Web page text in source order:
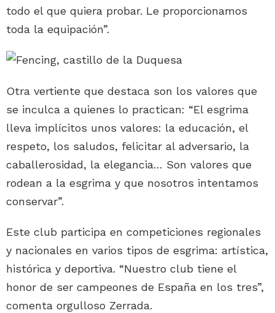
todo el que quiera probar. Le proporcionamos
toda la equipación”.
Otra vertiente que destaca son los valores que
se inculca a quienes lo practican: “El esgrima
lleva implícitos unos valores: la educación, el
respeto, los saludos, felicitar al adversario, la
caballerosidad, la elegancia… Son valores que
rodean a la esgrima y que nosotros intentamos
conservar”.
Este club participa en competiciones regionales
y nacionales en varios tipos de esgrima: artística,
histórica y deportiva. “Nuestro club tiene el
honor de ser campeones de España en los tres”,
comenta orgulloso Zerrada.